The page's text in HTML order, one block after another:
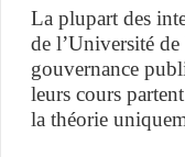
La plupart des
de l’Université
gouvernance
leurs cours
la théorie